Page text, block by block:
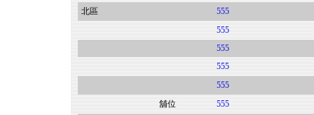
北區
555
555
555
555
555
舖位
555